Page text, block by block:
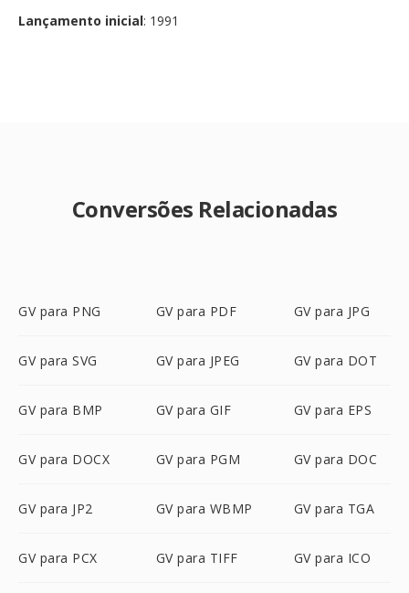
Lançamento inicial: 1991
Conversões Relacionadas
GV para PNG GV para PDF GV para JPG
GV para SVG GV para JPEG GV para DOT
GV para BMP GV para GIF GV para EPS
GV para DOCX GV para PGM GV para DOC
GV para JP2 GV para WBMP GV para TGA
GV para PCX GV para TIFF GV para ICO